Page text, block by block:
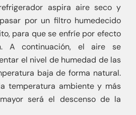
aspira aire seco y
por un filtro humedecido
para que se enfríe por efecto
A continuación, el aire se
el nivel de humedad de las
baja de forma natural.
temperatura ambiente y más
será el descenso de la